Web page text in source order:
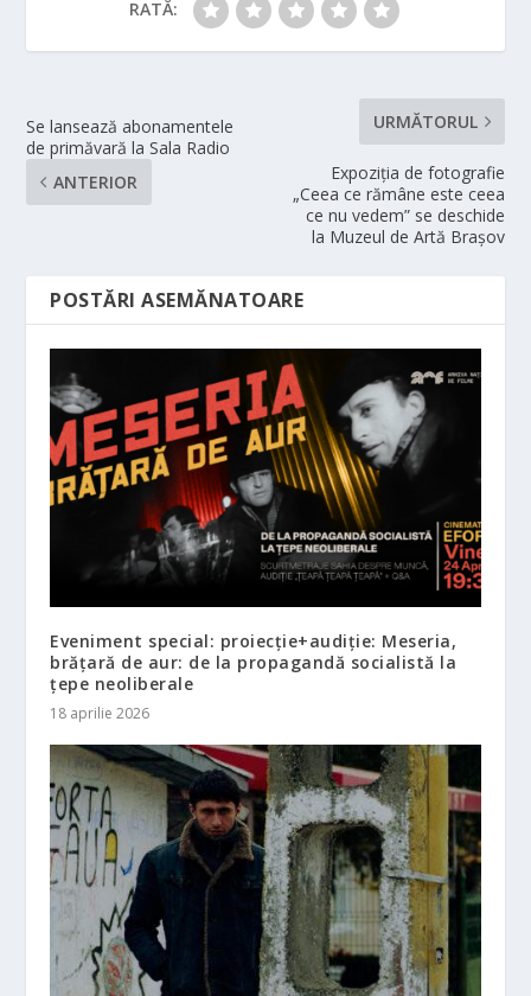
RATĂ:
Se lansează abonamentele
de primăvară la Sala Radio
ANTERIOR
URMĂTORUL
Expoziția de fotografie
„Ceea ce rămâne este ceea
ce nu vedem” se deschide
la Muzeul de Artă Brașov
POSTĂRI ASEMĂNATOARE
Eveniment special: proiecție+audiție: Meseria,
brățară de aur: de la propagandă socialistă la
țepe neoliberale
18 aprilie 2026